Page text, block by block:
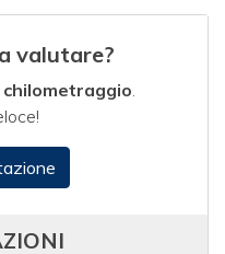
valutare?
chilometraggio